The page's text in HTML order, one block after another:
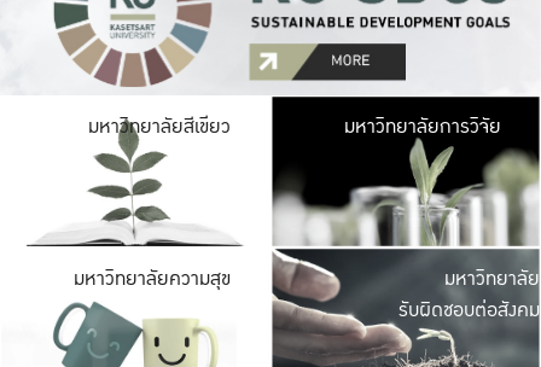
มหาวิทยาลัยสีเขียว มหาวิ
มีพื้นที่เขียวสดใส
เป็นป่าในเมือง เกษต
มหาวิทยาลัยการวิจัย
มหาวิทยาลัยความสุข มหาวิ
ค
เปิดประ
และพบเรื่องราวใ
มหาวิทยาลัย
รับผิดชอบต่อสังคม